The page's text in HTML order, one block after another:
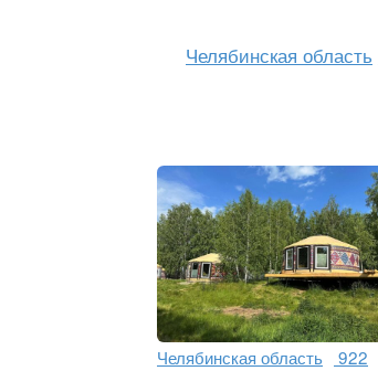
Челябинская область
Челябинская область 922